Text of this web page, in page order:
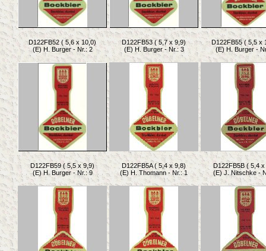
D122FB52 ( 5,6 x 10,0)
(E) H. Burger - Nr.: 2
D122FB53 ( 5,7 x 9,9)
(E) H. Burger - Nr.: 3
D122FB55 ( 5,5 x
(E) H. Burger -
D122FB59 ( 5,5 x 9,9)
(E) H. Burger - Nr.: 9
D122FB5A ( 5,4 x 9,8)
(E) H. Thomann - Nr.: 1
D122FB5B ( 5,4 x
(E) J. Nitschke -